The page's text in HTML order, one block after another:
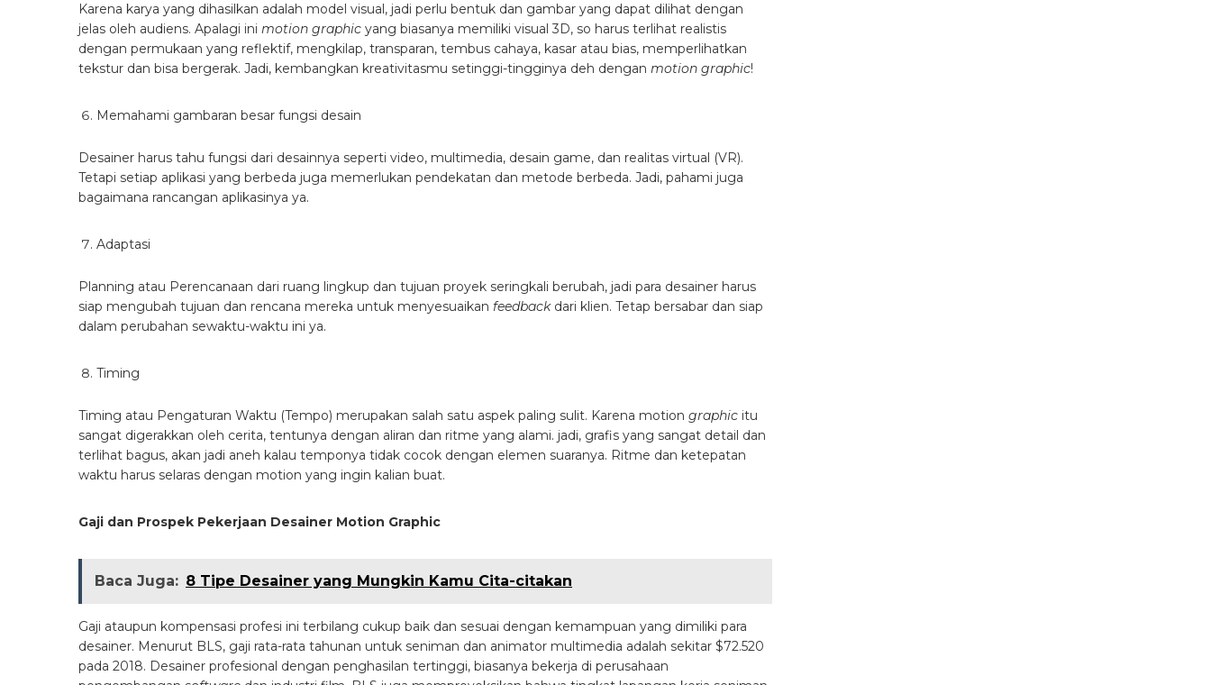
Karena karya yang dihasilkan adalah model visual, jadi perlu bentuk dan gambar yang dapat dilihat dengan
jelas oleh audiens. Apalagi ini motion graphic yang biasanya memiliki visual 3D, so harus terlihat realistis
dengan permukaan yang reflektif, mengkilap, transparan, tembus cahaya, kasar atau bias, memperlihatkan
tekstur dan bisa bergerak. Jadi, kembangkan kreativitasmu setinggi-tingginya deh dengan motion graphic!
Memahami gambaran besar fungsi desain
Desainer harus tahu fungsi dari desainnya seperti video, multimedia, desain game, dan realitas virtual (VR).
Tetapi setiap aplikasi yang berbeda juga memerlukan pendekatan dan metode berbeda. Jadi, pahami juga
bagaimana rancangan aplikasinya ya.
Adaptasi
Planning atau Perencanaan dari ruang lingkup dan tujuan proyek seringkali berubah, jadi para desainer harus
siap mengubah tujuan dan rencana mereka untuk menyesuaikan feedbackdari klien. Tetap bersabar dan siap
dalam perubahan sewaktu-waktu ini ya.
Timing
Timing atau Pengaturan Waktu (Tempo) merupakan salah satu aspek paling sulit. Karena motion graphic itu
sangat digerakkan oleh cerita, tentunya dengan aliran dan ritme yang alami. jadi, grafis yang sangat detail dan
terlihat bagus, akan jadi aneh kalau temponya tidak cocok dengan elemen suaranya. Ritme dan ketepatan
waktu harus selaras dengan motion yang ingin kalian buat.
Gaji dan Prospek Pekerjaan Desainer Motion Graphic
Baca Juga: 8 Tipe Desainer yang Mungkin Kamu Cita-citakan
Gaji ataupun kompensasi profesi ini terbilang cukup baik dan sesuai dengan kemampuan yang dimiliki para
desainer. Menurut BLS, gaji rata-rata tahunan untuk seniman dan animator multimedia adalah sekitar $72.520
pada 2018. Desainer profesional dengan penghasilan tertinggi, biasanya bekerja di perusahaan